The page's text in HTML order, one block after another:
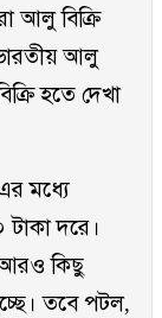
আলু বিক্রি
আলু
হতে দেখা
মধ্যে
দরে।
কিছু
তবে পটল,